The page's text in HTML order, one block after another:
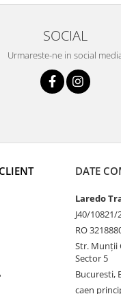
SOCIAL
Urmareste-ne in social
DATE
Laredo
J40/10821/
RO
Str. Munții
Sector 5
Bucuresti,
caen